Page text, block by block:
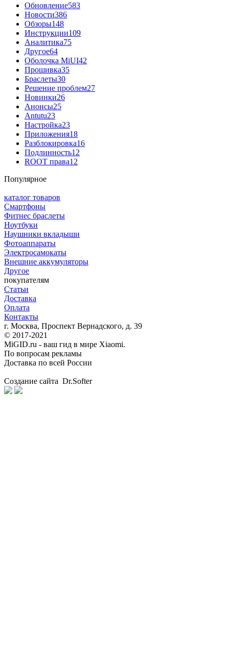
Обновление583
Новости386
Обзоры148
Инструкции109
Аналитика75
Другое64
Оболочка MiUI42
Прошивка35
Браслеты30
Решение проблем27
Новинки26
Анонсы25
Antutu23
Настройка23
Приложения18
Разблокировка16
Подлинность12
ROOT права12
Популярное
каталог товаров
Смартфоны
Фитнес браслеты
Ноутбуки
Наушники вкладыши
Фотоаппараты
Электросамокаты
Внешние аккумуляторы
Другое
покупателям
Статьи
Доставка
Оплата
Контакты
г. Москва, Проспект Вернадского, д. 39
© 2017-2021
MiGID.ru - ваш гид в мире Xiaomi.
По вопросам рекламы
Доставка по всей России
Создание сайта Dr.Softer